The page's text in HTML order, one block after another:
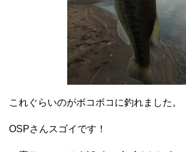
これぐらいのがボコボコに釣れました。
OSPさんスゴイです！